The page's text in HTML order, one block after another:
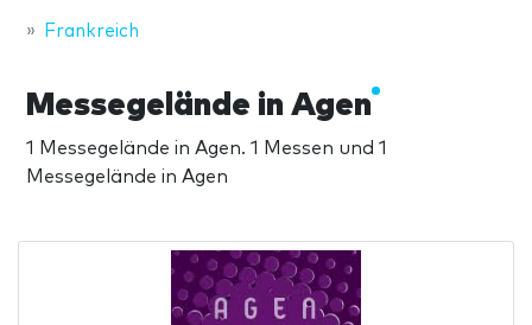
Frankreich
Messegelände in Agen
1 Messegelände in Agen. 1 Messen und 1
Messegelände in Agen